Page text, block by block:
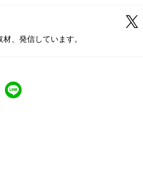
、発信しています。